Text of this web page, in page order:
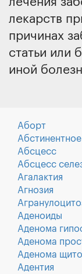
лекарств
причинах
статьи или
иной
Аборт
Абсцесс
Абсцесс
Агалактия
Агнозия
Аденоиды
Аденома
Аденома
Аденома
Адентия